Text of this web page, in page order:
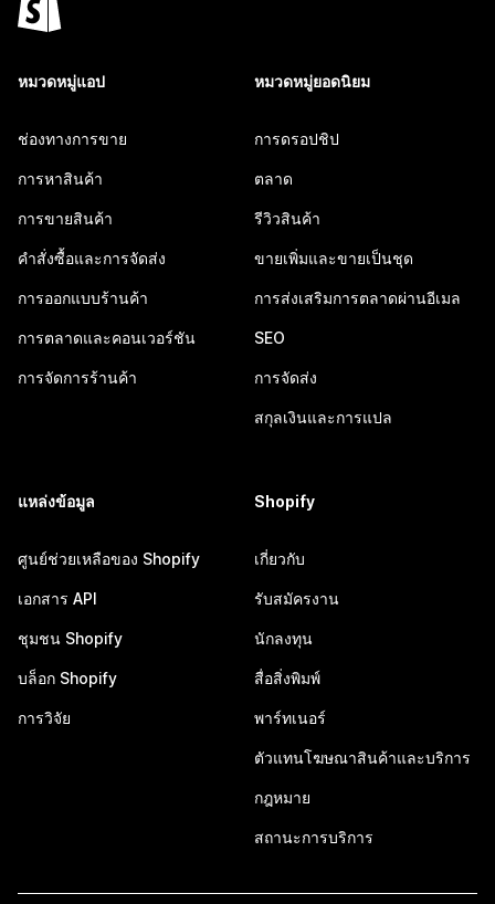
หมวดหมู่แอป
ช่องทางการขาย
การหาสินค้า
การขายสินค้า
คำสั่งซื้อและการจัดส่ง
การออกแบบร้านค้า
การตลาดและคอนเวอร์ชัน
การจัดการร้านค้า
หมวดหมู่ยอดนิยม
การดรอปชิป
ตลาด
รีวิวสินค้า
ขายเพิ่มและขายเป็นชุด
การส่งเสริมการตลาดผ่านอีเมล
SEO
การจัดส่ง
สกุลเงินและการแปล
แหล่งข้อมูล
ศูนย์ช่วยเหลือของ Shopify
เอกสาร API
ชุมชน Shopify
บล็อก Shopify
การวิจัย
Shopify
เกี่ยวกับ
รับสมัครงาน
นักลงทุน
สื่อสิ่งพิมพ์
พาร์ทเนอร์
ตัวแทนโฆษณาสินค้าและบริการ
กฎหมาย
สถานะการบริการ